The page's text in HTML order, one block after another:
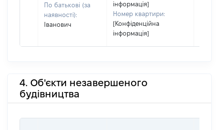
По батькові (за
наявності):
Іванович
інформація]
Номер квартири:
[Конфіденційна
інформація]
4. Об'єкти незавершеного
будівництва